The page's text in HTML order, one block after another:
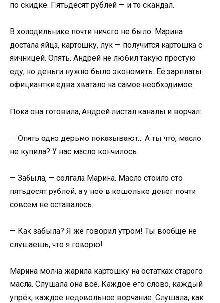
по скидке. Пятьдесят рублей — и то скандал.
В холодильнике почти ничего не было. Марина
достала яйца, картошку, лук — получится картошка с
яичницей. Опять. Андрей не любил такую простую
еду, но деньги нужно было экономить. Её зарплаты
официантки едва хватало на самое необходимое.
Пока она готовила, Андрей листал каналы и ворчал:
— Опять одно дерьмо показывают… А ты что, масло
не купила? У нас масло кончилось.
— Забыла, — солгала Марина. Масло стоило сто
пятьдесят рублей, а у неё в кошельке денег почти
совсем не оставалось.
— Как забыла? Я же говорил утром! Ты вообще не
слушаешь, что я говорю!
Марина молча жарила картошку на остатках старого
масла. Слушала она всё. Каждое его слово, каждый
упрёк, каждое недовольное ворчание. Слушала, как